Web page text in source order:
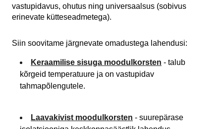
vastupidavus, ohutus ning universaalsus (sobivus
erinevate kütteseadmetega).
Siin soovitame järgnevate omadustega lahendusi:
Keraamilise sisuga moodulkorsten - talub
kõrgeid temperatuure ja on vastupidav
tahmapõlengutele.
Laavakivist moodulkorsten - suurepärase